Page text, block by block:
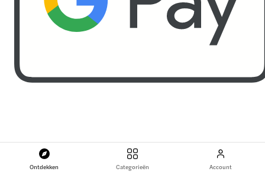
Ontdekken Categorieën Account